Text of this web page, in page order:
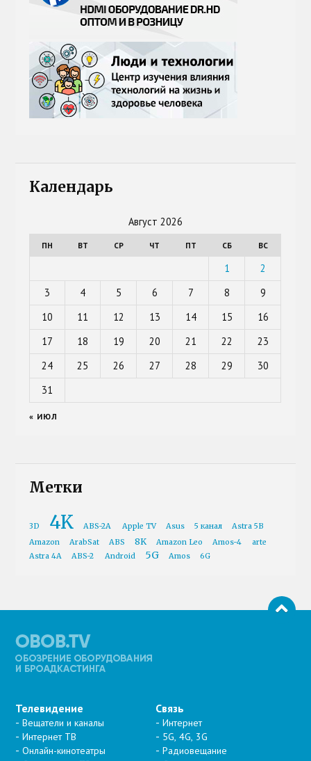
Календарь
Август 2026
ПН ВТ СР ЧТ ПТ СБ ВС
1
2
3
4 5 6 7 8
9
10
11 12 13 14 15
16
17
18 19 20 21 22
23
24
25 26 27 28 29
30
31
« ИЮЛ
Метки
3D 4K ABS-2A Apple TV Asus 5 канал
Astra 5B
Amazon
ArabSat ABS 8K Amazon Leo Amos-4
arte
Astra 4A
ABS-2 Android 5G Amos 6G
Телевидение
Вещатели и каналы
Интернет ТВ
Онлайн-кинотеатры
Связь
Интернет
5G, 4G, 3G
Радиовещание